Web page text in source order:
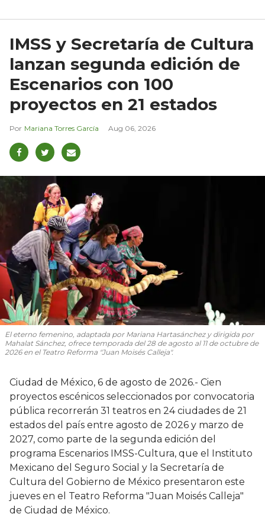
IMSS y Secretaría de Cultura
lanzan segunda edición de
Escenarios con 100
proyectos en 21 estados
Mariana Torres García Aug 06, 2026
El eterno femenino, adaptada por Mariana Hartasánchez y dirigida por
Mahalat Sánchez, ofrece temporada del 28 de agosto al 11 de octubre de
2026 en el Teatro Reforma "Juan Moisés Calleja".
Ciudad de México, 6 de agosto de 2026.- Cien
proyectos escénicos seleccionados por convocatoria
pública recorrerán 31 teatros en 24 ciudades de 21
estados del país entre agosto de 2026 y marzo de
2027, como parte de la segunda edición del
programa Escenarios IMSS-Cultura, que el Instituto
Mexicano del Seguro Social y la Secretaría de
Cultura del Gobierno de México presentaron este
jueves en el Teatro Reforma "Juan Moisés Calleja"
de Ciudad de México.